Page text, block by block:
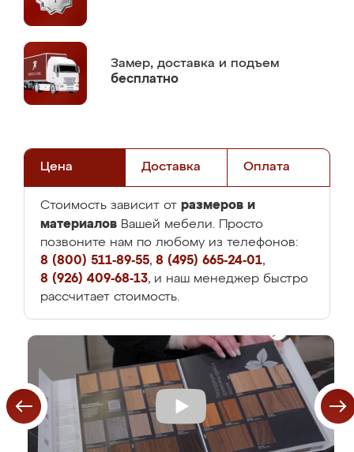
Замер, доставка и подъем
бесплатно
Цена Доставка Оплата
Стоимость зависит от размеров и
материалов Вашей мебели. Просто
позвоните нам по любому из телефонов:
8 (800) 511-89-55, 8 (495) 665-24-01,
8 (926) 409-68-13, и наш менеджер быстро
рассчитает стоимость.